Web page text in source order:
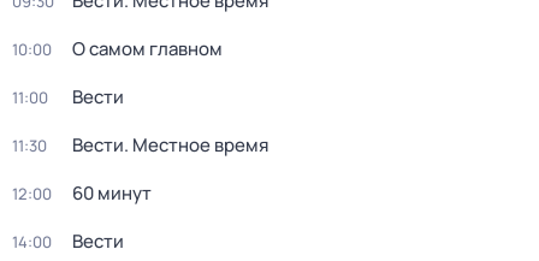
10:00 О самом главном
11:00 Вести
11:30 Вести. Местное время
12:00 60 минут
14:00 Вести